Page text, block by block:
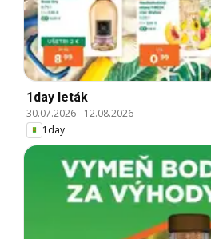
1day leták
30.07.2026- 12.08.2026
1day